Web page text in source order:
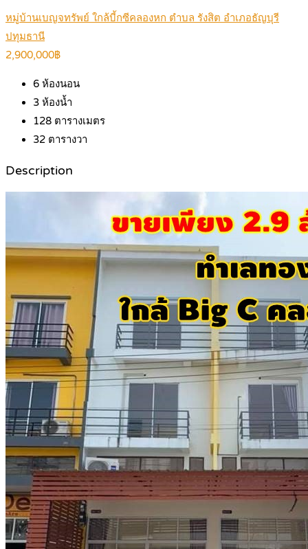
หมู่บ้านเบญจทรัพย์ ใกล้บี้กซีคลองหก ตำบล รังสิต อำเภอธัญบุรี
ปทุมธานี
2,900,000฿
6 ห้องนอน
3 ห้องน้ำ
128 ตารางเมตร
32 ตารางวา
Description